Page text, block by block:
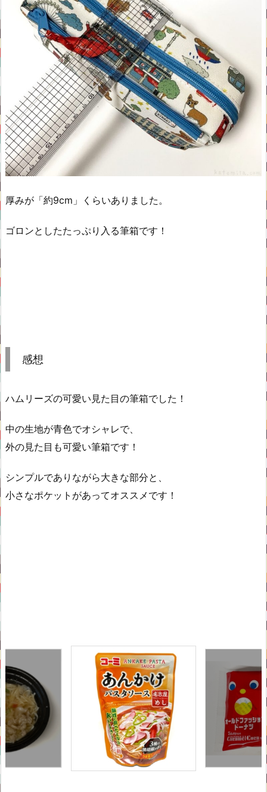
厚みが「約9cm」くらいありました。
ゴロンとしたたっぷり入る筆箱です！
感想
ハムリーズの可愛い見た目の筆箱でした！
中の生地が青色でオシャレで、
外の見た目も可愛い筆箱です！
シンプルでありながら大きな部分と、
小さなポケットがあってオススメです！